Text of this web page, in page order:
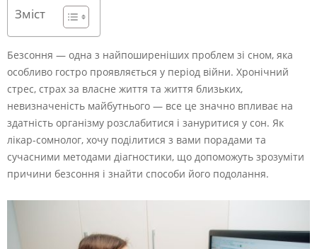
Зміст
Безсоння — одна з найпоширеніших проблем зі сном, яка
особливо гостро проявляється у період війни. Хронічний
стрес, страх за власне життя та життя близьких,
невизначеність майбутнього — все це значно впливає на
здатність організму розслабитися і зануритися у сон. Як
лікар-сомнолог, хочу поділитися з вами порадами та
сучасними методами діагностики, що допоможуть зрозуміти
причини безсоння і знайти способи його подолання.